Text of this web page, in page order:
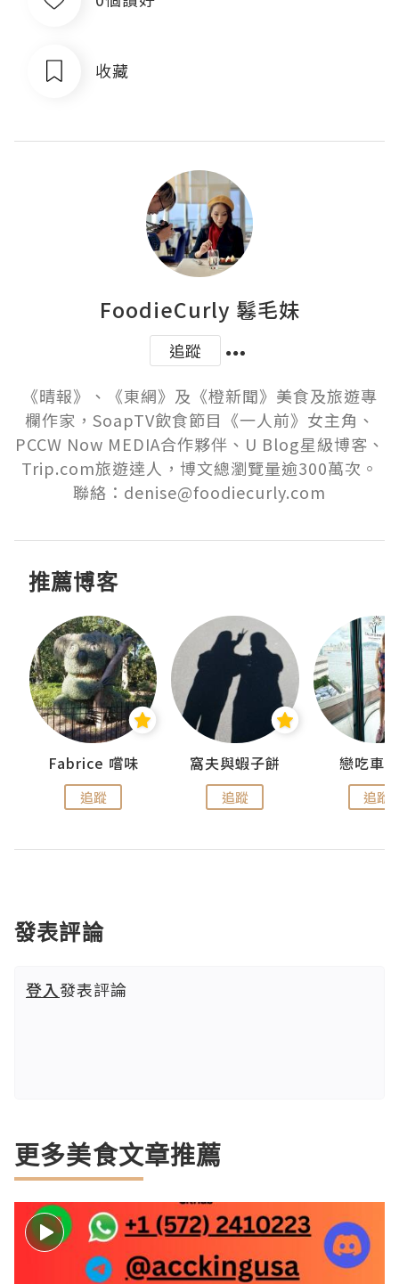
收藏
FoodieCurly 鬈毛妹
追蹤
《晴報》、《東網》及《橙新聞》美食及旅遊專
欄作家，SoapTV飲食節目《一人前》女主角、
PCCW Now MEDIA合作夥伴、U Blog星級博客、
Trip.com旅遊達人，博文總瀏覽量逾300萬次。
聯絡：denise@foodiecurly.com
推薦博客
Fabrice 嚐味
追蹤
窩夫與蝦子餅
追蹤
戀吃車
追蹤
發表評論
登入發表評論
更多美食文章推薦